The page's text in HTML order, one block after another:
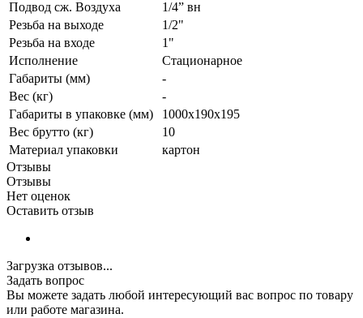
Подвод сж. Воздуха
1/4” вн
Резьба на выходе
1/2"
Резьба на входе
1"
Исполнение
Стационарное
Габариты (мм)
-
Вес (кг)
-
Габариты в упаковке (мм)
1000x190x195
Вес брутто (кг)
10
Материал упаковки
картон
Отзывы
Отзывы
Нет оценок
Оставить отзыв
Загрузка отзывов...
Задать вопрос
Вы можете задать любой интересующий вас вопрос по товару
или работе магазина.